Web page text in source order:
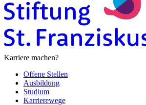
Karriere machen?
Offene Stellen
Ausbildung
Studium
Karrierewege